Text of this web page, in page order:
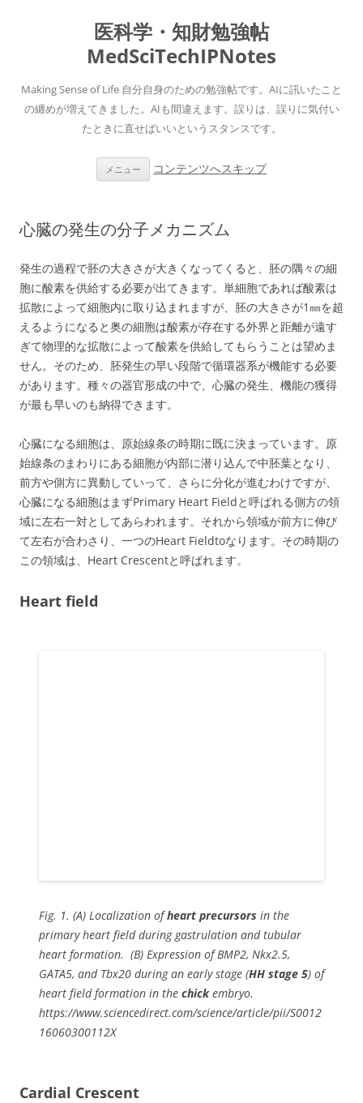
医科学・知財勉強帖
MedSciTechIPNotes
Making Sense of Life 自分自身のための勉強帖です。AIに訊いたこと
の纏めが増えてきました。AIも間違えます。誤りは、誤りに気付い
たときに直せばいいというスタンスです。
メニュー コンテンツへスキップ
心臓の発生の分子メカニズム
発生の過程で胚の大きさが大きくなってくると、胚の隅々の細
胞に酸素を供給する必要が出てきます。単細胞であれば酸素は
拡散によって細胞内に取り込まれますが、胚の大きさが1㎜を超
えるようになると奥の細胞は酸素が存在する外界と距離が遠す
ぎて物理的な拡散によって酸素を供給してもらうことは望めま
せん。そのため、胚発生の早い段階で循環器系が機能する必要
があります。種々の器官形成の中で、心臓の発生、機能の獲得
が最も早いのも納得できます。
心臓になる細胞は、原始線条の時期に既に決まっています。原
始線条のまわりにある細胞が内部に潜り込んで中胚葉となり、
前方や側方に異動していって、さらに分化が進むわけですが、
心臓になる細胞はまずPrimary Heart Fieldと呼ばれる側方の領
域に左右一対としてあらわれます。それから領域が前方に伸び
て左右が合わさり、一つのHeart Fieldtoなります。その時期の
この領域は、Heart Crescentと呼ばれます。
Heart field
Fig. 1. (A) Localization ofheart precursors in the
primary heart field during gastrulation and tubular
heart formation. (B) Expression ofBMP2, Nkx2.5,
GATA5, and Tbx20 during an early stage (HH stage 5) of
heart field formation in the chickembryo.
https://www.sciencedirect.com/science/article/pii/S0012
16060300112X
Cardial Crescent